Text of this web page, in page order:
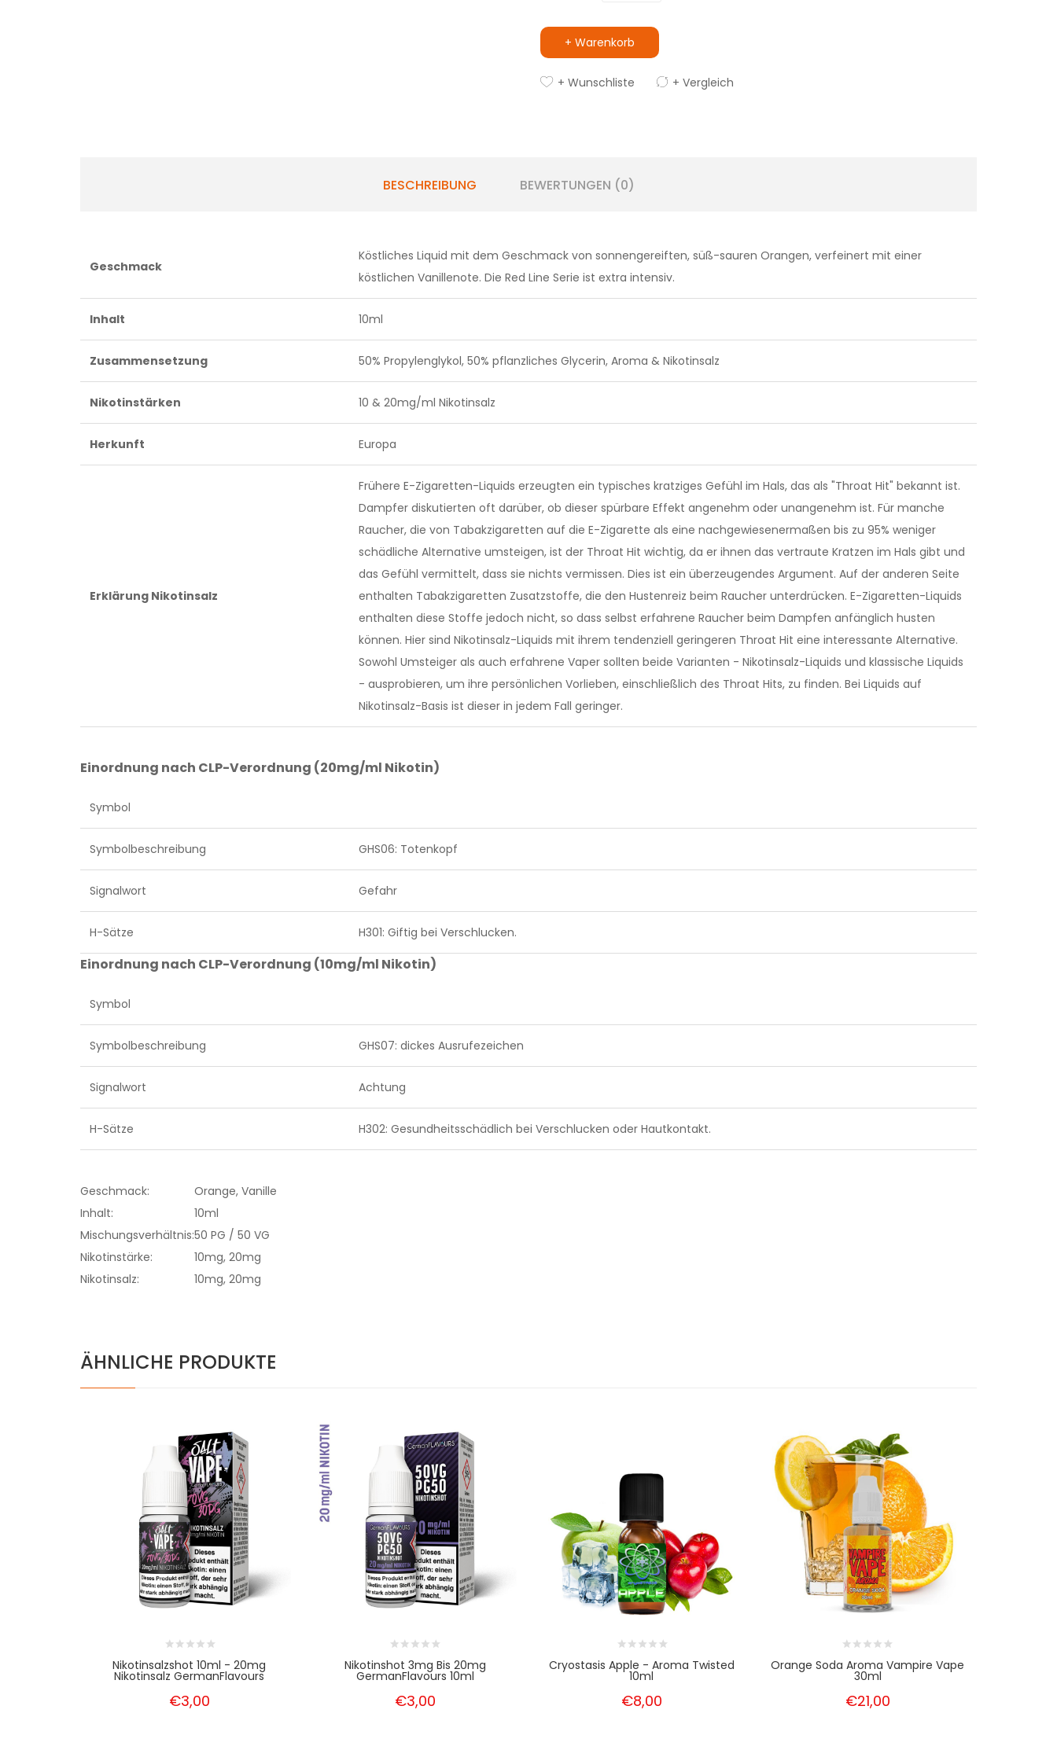
+ Warenkorb
+ Wunschliste + Vergleich
BESCHREIBUNG BEWERTUNGEN (0)
Geschmack
Köstliches Liquid mit dem Geschmack von sonnengereiften, süß-sauren Orangen, verfeinert mit einer
köstlichen Vanillenote. Die Red Line Serie ist extra intensiv.
Inhalt 10ml
Zusammensetzung 50% Propylenglykol, 50% pflanzliches Glycerin, Aroma & Nikotinsalz
Nikotinstärken 10 & 20mg/ml Nikotinsalz
Herkunft Europa
Erklärung Nikotinsalz
Frühere E-Zigaretten-Liquids erzeugten ein typisches kratziges Gefühl im Hals, das als "Throat Hit" bekannt ist.
Dampfer diskutierten oft darüber, ob dieser spürbare Effekt angenehm oder unangenehm ist. Für manche
Raucher, die von Tabakzigaretten auf die E-Zigarette als eine nachgewiesenermaßen bis zu 95% weniger
schädliche Alternative umsteigen, ist der Throat Hit wichtig, da er ihnen das vertraute Kratzen im Hals gibt und
das Gefühl vermittelt, dass sie nichts vermissen. Dies ist ein überzeugendes Argument. Auf der anderen Seite
enthalten Tabakzigaretten Zusatzstoffe, die den Hustenreiz beim Raucher unterdrücken. E-Zigaretten-Liquids
enthalten diese Stoffe jedoch nicht, so dass selbst erfahrene Raucher beim Dampfen anfänglich husten
können. Hier sind Nikotinsalz-Liquids mit ihrem tendenziell geringeren Throat Hit eine interessante Alternative.
Sowohl Umsteiger als auch erfahrene Vaper sollten beide Varianten - Nikotinsalz-Liquids und klassische Liquids
- ausprobieren, um ihre persönlichen Vorlieben, einschließlich des Throat Hits, zu finden. Bei Liquids auf
Nikotinsalz-Basis ist dieser in jedem Fall geringer.
Einordnung nach CLP-Verordnung (20mg/ml Nikotin)
Symbol
Symbolbeschreibung GHS06: Totenkopf
Signalwort Gefahr
H-Sätze H301: Giftig bei Verschlucken.
Einordnung nach CLP-Verordnung (10mg/ml Nikotin)
Symbol
Symbolbeschreibung GHS07: dickes Ausrufezeichen
Signalwort Achtung
H-Sätze H302: Gesundheitsschädlich bei Verschlucken oder Hautkontakt.
Geschmack:
Orange, Vanille
Inhalt:
10ml
Mischungsverhältnis:50 PG / 50 VG
Nikotinstärke:
10mg, 20mg
Nikotinsalz:
10mg, 20mg
ÄHNLICHE PRODUKTE
Nikotinsalzshot 10ml - 20mg
Nikotinsalz GermanFlavours
€3,00
Nikotinshot 3mg Bis 20mg
GermanFlavours 10ml
€3,00
Cryostasis Apple - Aroma Twisted
10ml
€8,00
Orange Soda Aroma Vampire Vape
30ml
€21,00